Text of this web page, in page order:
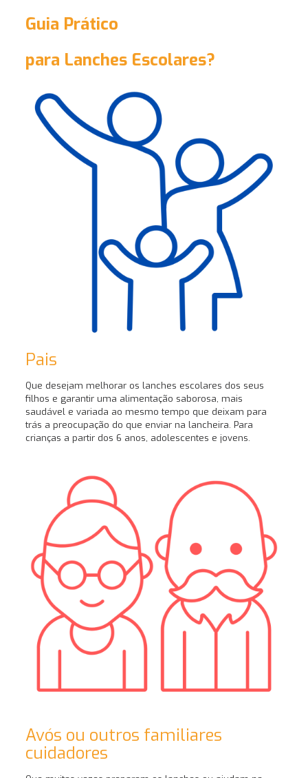
Guia Prático
para Lanches Escolares?
Pais
Que desejam melhorar os lanches escolares dos seus
filhos e garantir uma alimentação saborosa, mais
saudável e variada ao mesmo tempo que deixam para
trás a preocupação do que enviar na lancheira. Para
crianças a partir dos 6 anos, adolescentes e jovens.
Avós ou outros familiares
cuidadores